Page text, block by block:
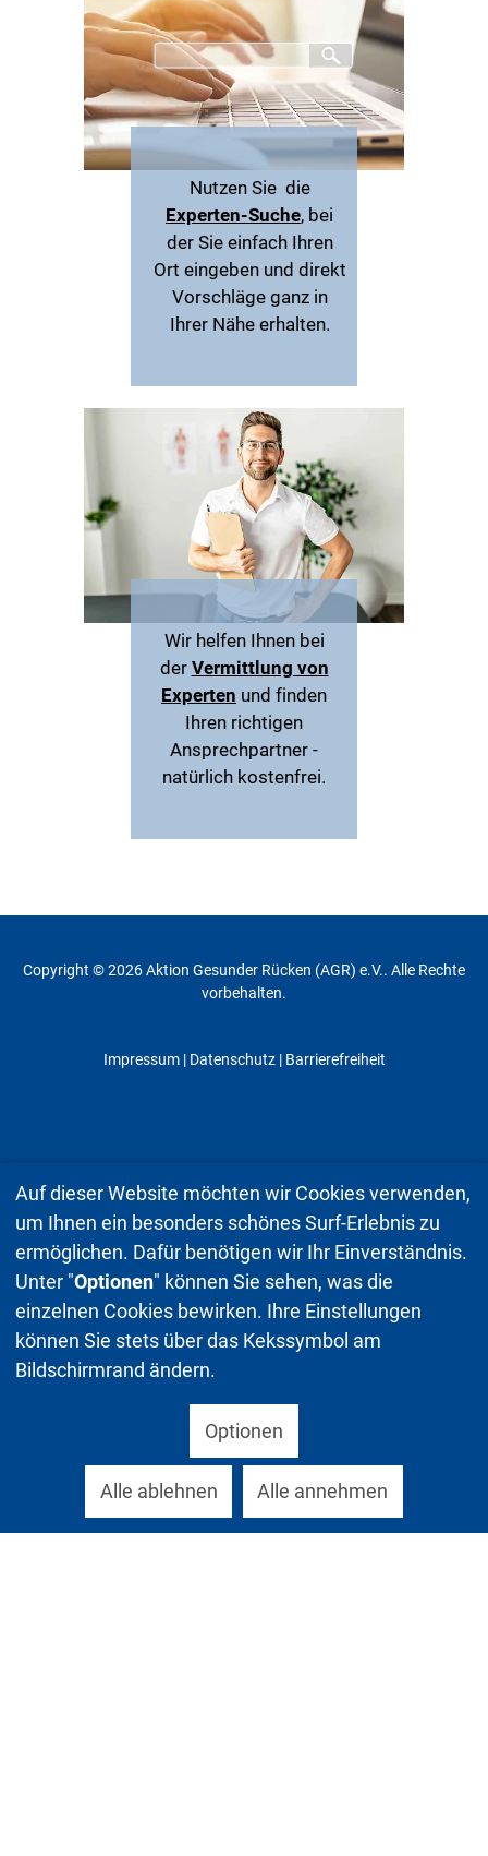
Nutzen Sie die
Experten-Suche, bei
der Sie einfach Ihren
Ort eingeben und direkt
Vorschläge ganz in
Ihrer Nähe erhalten.
Wir helfen Ihnen bei
der Vermittlung von
Experten und finden
Ihren richtigen
Ansprechpartner -
natürlich kostenfrei.
Copyright © 2026 Aktion Gesunder Rücken (AGR) e.V.. Alle Rechte
vorbehalten.
Impressum| Datenschutz| Barrierefreiheit
Auf dieser Website möchten wir Cookies verwenden,
um Ihnen ein besonders schönes Surf-Erlebnis zu
ermöglichen. Dafür benötigen wir Ihr Einverständnis.
Unter "Optionen" können Sie sehen, was die
einzelnen Cookies bewirken. Ihre Einstellungen
können Sie stets über das Kekssymbol am
Bildschirmrand ändern.
Optionen
Alle ablehnen Alle annehmen